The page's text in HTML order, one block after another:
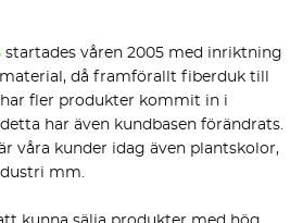
startades våren 2005 med inriktning
då framförallt fiberduk till
fler produkter kommit in i
har även kundbasen förändrats.
våra kunder idag även plantskolor,
mm.